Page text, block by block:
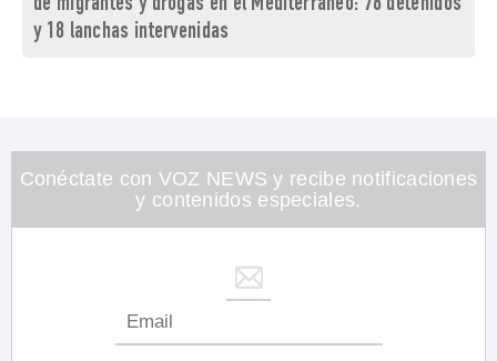
de migrantes y drogas en el Mediterráneo: 78 detenidos
y 18 lanchas intervenidas
Conéctate con VOZ NEWS y recibe notificaciones
y contenidos especiales.